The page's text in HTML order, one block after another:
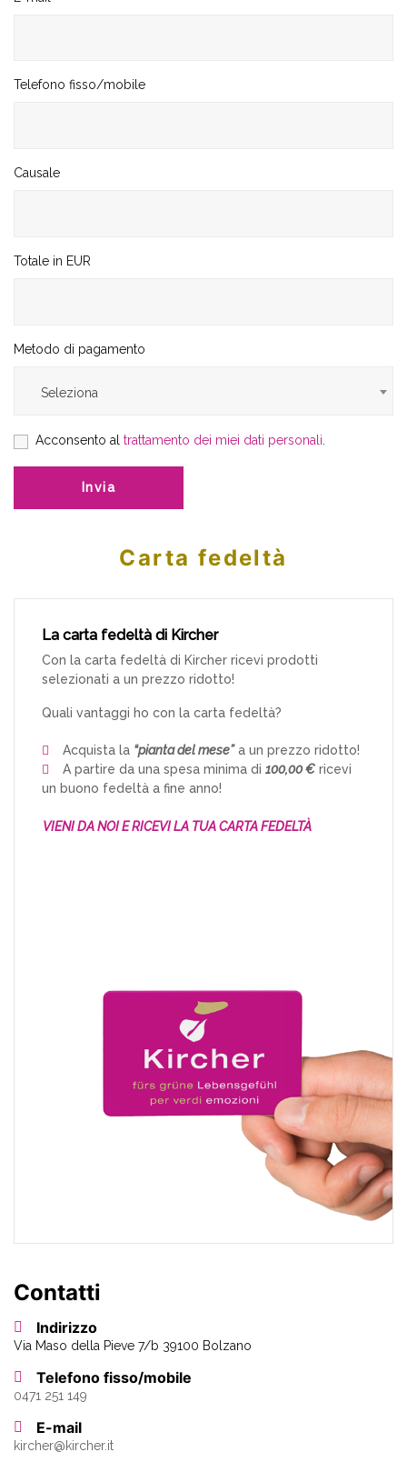
Telefono fisso/mobile
Causale
Totale in EUR
Metodo di pagamento
Seleziona
Acconsento al trattamento dei miei dati personali
Invia
Carta fedeltà
La carta fedeltà di Kircher
Con la carta fedeltà di Kircher ricevi prodotti
selezionati a un prezzo ridotto!
Quali vantaggi ho con la carta fedeltà?
Acquista la “pianta del mese”a un prezzo ridotto!
A partire da una spesa minima di 100,00 € ricevi
un buono fedeltà a fine anno!
VIENI DA NOI E RICEVI LA TUA CARTA FEDELTÀ
Contatti
Indirizzo
Via Maso della Pieve 7/b 39100 Bolzano
Telefono fisso/mobile
0471 251 149
E-mail
kircher@kircher.it